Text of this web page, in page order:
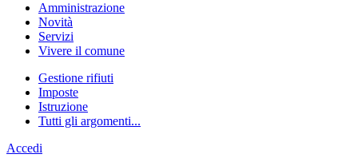
Amministrazione
Novità
Servizi
Vivere il comune
Gestione rifiuti
Imposte
Istruzione
Tutti gli argomenti...
Accedi